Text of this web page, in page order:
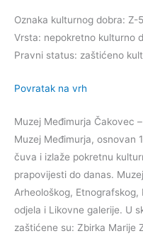
Oznaka kulturnog dobra: Z-
Vrsta: nepokretno kulturno
Pravni status: zaštićeno
Povratak na vrh
Muzej Međimurja Čakovec
Muzej Međimurja, osnovan
čuva i izlaže pokretnu
prapovijesti do danas.
Arheološkog,
odjela i Likovne galerije. U
zaštićene su: Zbirka Marije